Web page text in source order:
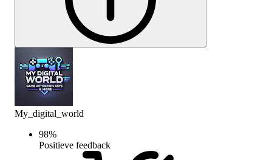
My_digital_world
98%
Positieve feedback